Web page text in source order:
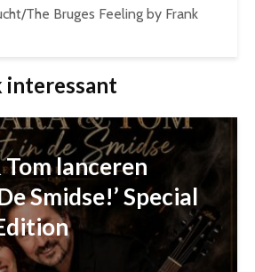
The Bruges Feeling by Frank
interessant
Tom lanceren
Smidse!’ Special